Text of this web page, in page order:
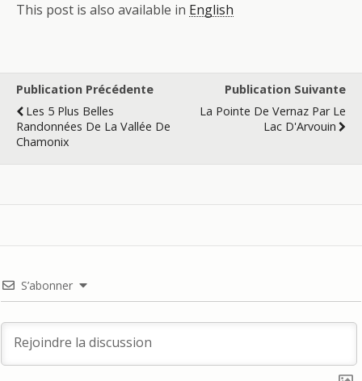
This post is also available in English
Publication Précédente
Les 5 Plus Belles
Randonnées De La Vallée De
Chamonix
Publication Suivante
La Pointe De Vernaz Par Le
Lac D'Arvouin
S’abonner